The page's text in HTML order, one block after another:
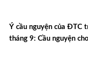
Ý cầu nguyện của ĐTC
tháng 9: Cầu nguyện